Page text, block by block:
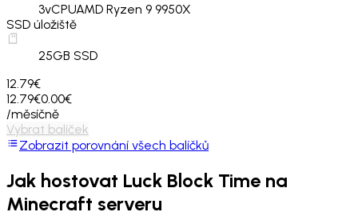
3vCPUAMD Ryzen 9 9950X
SSD úložiště
25GB SSD
12.79€
12.79€0.00€
/měsíčně
Vybrat balíček
Zobrazit porovnání všech balíčků
Jak hostovat Luck Block Time na
Minecraft serveru